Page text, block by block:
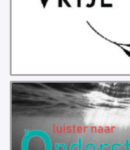
BASTION BASTARDS
DE CRISIS VOORBIJ
FREE JOCK
BUITEN DE ORDE